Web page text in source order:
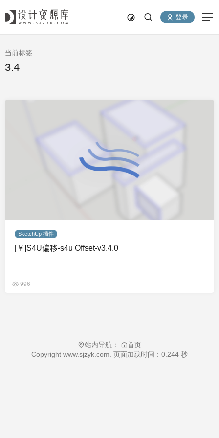
登录
当前标签
3.4
SketchUp 插件
[￥]S4U偏移-s4u Offset-v3.4.0
996
站内导航：
首页
Copyright www.sjzyk.com . 页面加载时间：0.244 秒